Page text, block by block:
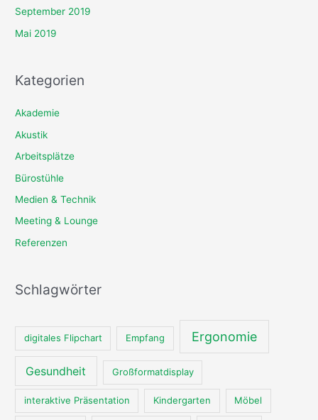
September 2019
Mai 2019
Kategorien
Akademie
Akustik
Arbeitsplätze
Bürostühle
Medien & Technik
Meeting & Lounge
Referenzen
Schlagwörter
digitales Flipchart Empfang Ergonomie
Gesundheit Großformatdisplay
interaktive Präsentation Kindergarten Möbel